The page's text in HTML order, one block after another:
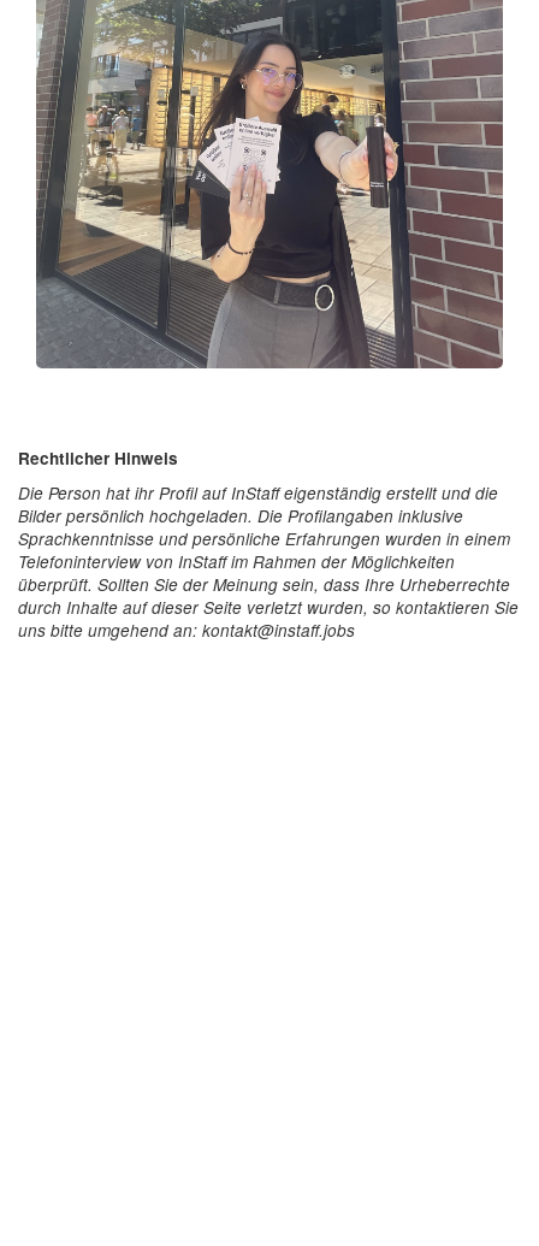
Rechtlicher Hinweis
Die Person hat ihr Profil auf InStaff eigenständig erstellt und die
Bilder persönlich hochgeladen. Die Profilangaben inklusive
Sprachkenntnisse und persönliche Erfahrungen wurden in einem
Telefoninterview von InStaff im Rahmen der Möglichkeiten
überprüft. Sollten Sie der Meinung sein, dass Ihre Urheberrechte
durch Inhalte auf dieser Seite verletzt wurden, so kontaktieren Sie
uns bitte umgehend an: kontakt@instaff.jobs